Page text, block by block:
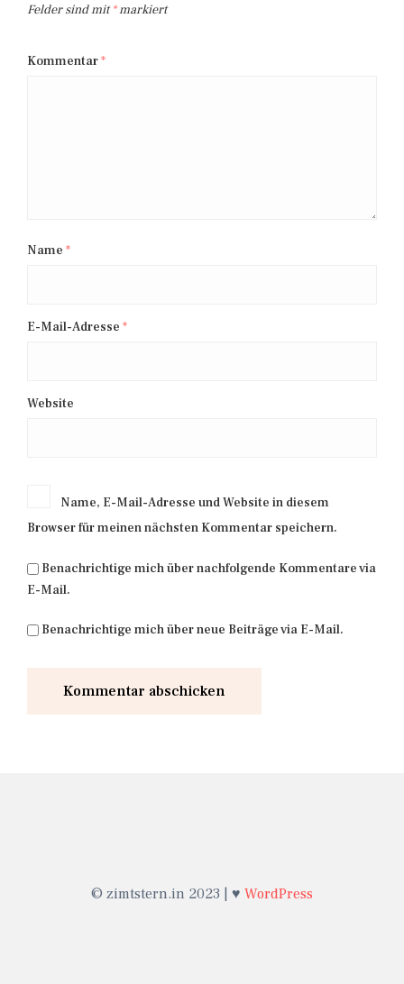
Felder sind mit*markiert
Kommentar*
Name *
E-Mail-Adresse *
Website
Name, E-Mail-Adresse und Website in diesem
Browser für meinen nächsten Kommentar speichern.
Benachrichtige mich über nachfolgende Kommentare via
E-Mail.
Benachrichtige mich über neue Beiträge via E-Mail.
© zimtstern.in 2023 | ♥ WordPress